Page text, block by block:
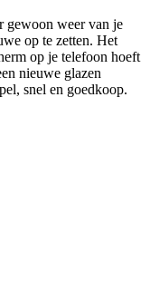
gewoon weer van je
op te zetten. Het
op je telefoon hoeft
nieuwe glazen
snel en goedkoop.